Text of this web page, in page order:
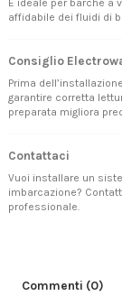
affidabile dei fluidi di
Consiglio
Prima
garantire corretta
preparata migliora
Contattaci
Vuoi installare un
imbarcazione?
professionale.
Commenti (0)